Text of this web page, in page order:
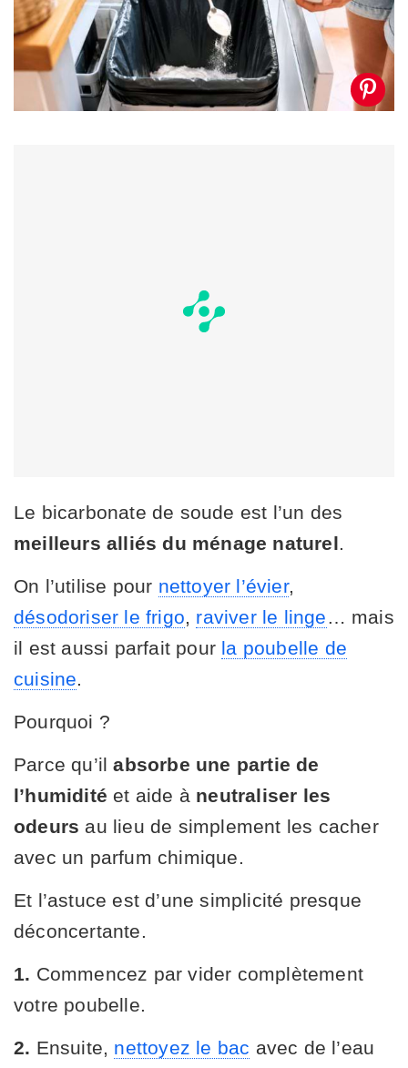
Le bicarbonate de soude est l’un des
meilleurs alliés du ménage naturel.
On l’utilise pour nettoyer l’évier,
désodoriser le frigo, raviver le linge… mais
il est aussi parfait pour la poubelle de
cuisine.
Pourquoi ?
Parce qu’ilabsorbe une partie de
l’humidité et aide à neutraliser les
odeurs au lieu de simplement les cacher
avec un parfum chimique.
Et l’astuce est d’une simplicité presque
déconcertante.
1. Commencez par vider complètement
votre poubelle.
2. Ensuite, nettoyez le bac avec de l’eau